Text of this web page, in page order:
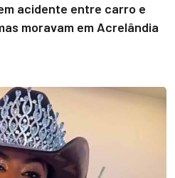
acidente entre carro e
moravam em Acrelândia